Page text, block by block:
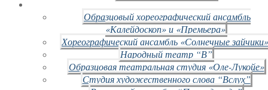
Образцовый хореографический ансамбль
«Калейдоскоп» и «Премьера»
Хореографический ансамбль «Солнечные
Народный театр “В”
Образцовая театральная студия «Оле-Лукойе»
Студия художественного слова “Вслух”